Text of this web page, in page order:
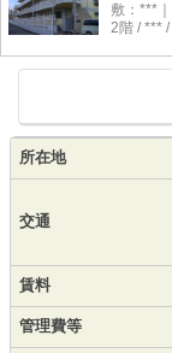
敷：***
2階 / ***
所在地
交通
賃料
管理費等